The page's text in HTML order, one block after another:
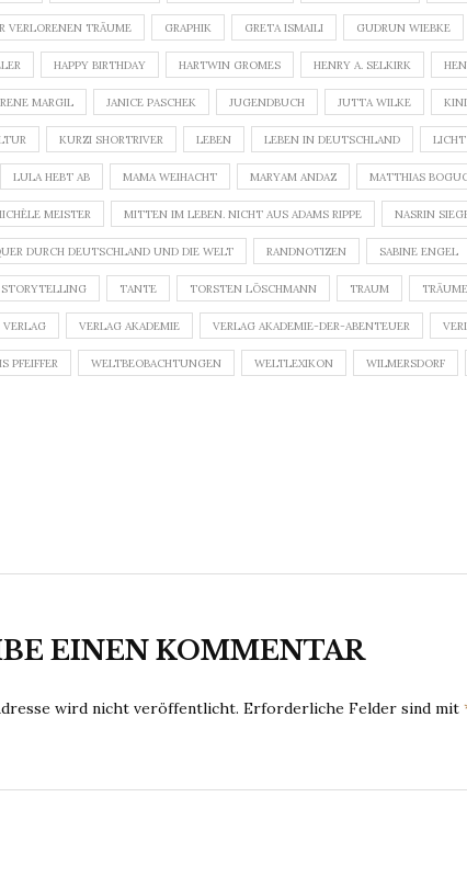
VERLORENEN TRÄUME GRAPHIK GRETA ISMAILI GUDRUN WIEBKE
HAPPY BIRTHDAY HARTWIN GROMES HENRY A. SELKIRK
MARGIL JANICE PASCHEK JUGENDBUCH JUTTA WILKE
KURZI SHORTRIVER LEBEN LEBEN IN DEUTSCHLAND
LULA HEBT AB MAMA WEIHACHT MARYAM ANDAZ MATTHIAS
MEISTER MITTEN IM LEBEN. NICHT AUS ADAMS RIPPE NASRIN
DURCH DEUTSCHLAND UND DIE WELT RANDNOTIZEN SABINE ENGEL
STORYTELLING TANTE TORSTEN LÖSCHMANN TRAUM TRÄUME
VERLAG VERLAG AKADEMIE VERLAG AKADEMIE-DER-ABENTEUER
PFEIFFER WELTBEOBACHTUNGEN WELTLEXIKON WILMERSDORF
EINEN KOMMENTAR
wird nicht veröffentlicht. Erforderliche Felder sind mit